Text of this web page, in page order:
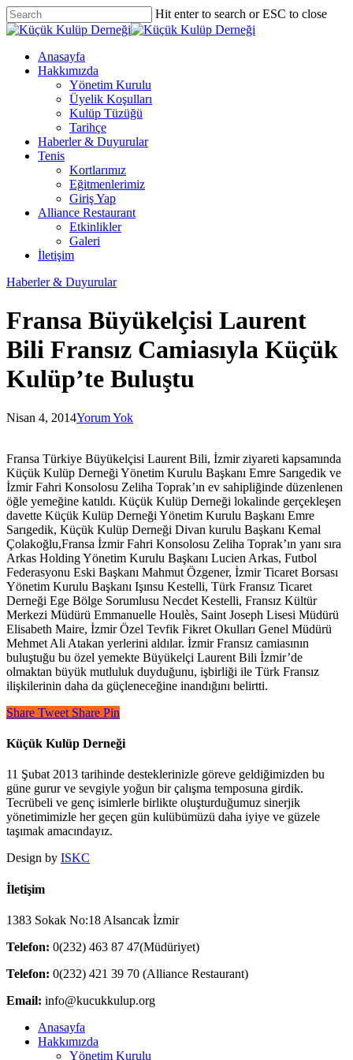
Skip
to
content
Hit enter to search or ESC to close
Close
Menu
Anasayfa
Hakkımızda
Yönetim Kurulu
Üyelik Koşulları
Kulüp Tüzüğü
Tarihçe
Haberler & Duyurular
Tenis
Kortlarımız
Eğitmenlerimiz
Giriş Yap
Alliance Restaurant
Etkinlikler
Galeri
İletişim
Haberler & Duyurular
Fransa Büyükelçisi Laurent
Bili Fransız Camiasıyla Küçük
Kulüp’te Buluştu
Nisan 4, 2014Yorum Yok
Fransa Türkiye Büyükelçisi Laurent Bili, İzmir ziyareti kapsamında
Küçük Kulüp Derneği Yönetim Kurulu Başkanı Emre Sarıgedik ve
İzmir Fahri Konsolosu Zeliha Toprak’ın ev sahipliğinde düzenlenen
öğle yemeğine katıldı. Küçük Kulüp Derneği lokalinde gerçekleşen
davette Küçük Kulüp Derneği Yönetim Kurulu Başkanı Emre
Sarıgedik, Küçük Kulüp Derneği Divan kurulu Başkanı Kemal
Çolakoğlu,Fransa İzmir Fahri Konsolosu Zeliha Toprak’ın yanı sıra
Arkas Holding Yönetim Kurulu Başkanı Lucien Arkas, Futbol
Federasyonu Eski Başkanı Mahmut Özgener, İzmir Ticaret Borsası
Yönetim Kurulu Başkanı Işınsu Kestelli, Türk Fransız Ticaret
Derneği Ege Bölge Sorumlusu Necdet Kestelli, Fransız Kültür
Merkezi Müdürü Emmanuelle Houlès, Saint Joseph Lisesi Müdürü
Elisabeth Maire, İzmir Özel Tevfik Fikret Okulları Genel Müdürü
Mehmet Ali Atakan yerlerini aldılar. İzmir Fransız camiasının
buluştuğu bu özel yemekte Büyükelçi Laurent Bili İzmir’de
olmaktan büyük mutluluk duyduğunu, işbirliği ile Türk Fransız
ilişkilerinin daha da güçleneceğine inandığını belirtti.
Share Tweet Share Pin
Küçük Kulüp Derneği
11 Şubat 2013 tarihinde desteklerinizle göreve geldiğimizden bu
güne gurur ve sevgiyle yoğun bir çalışma temposuna girdik.
Tecrübeli ve genç isimlerle birlikte oluşturduğumuz sinerjik
yönetimimizle her geçen gün kulübümüzü daha iyiye ve güzele
taşımak amacındayız.
Design by ISKC
İletişim
1383 Sokak No:18 Alsancak İzmir
Telefon: 0(232) 463 87 47(Müdüriyet)
Telefon: 0(232) 421 39 70 (Alliance Restaurant)
Email: info@kucukkulup.org
Close
Menu
Anasayfa
Hakkımızda
Yönetim Kurulu